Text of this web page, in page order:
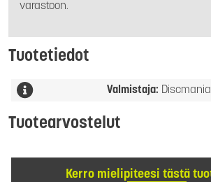
varastoon.
Tuotetiedot
Valmistaja: Discmania
Tuotearvostelut
Kerro mielipiteesi tästä